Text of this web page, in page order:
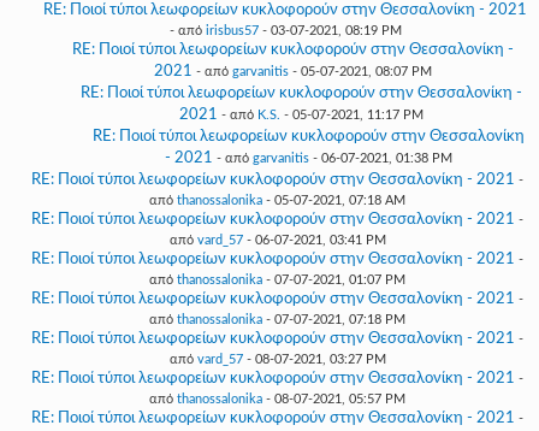
RE: Ποιοί τύποι λεωφορείων κυκλοφορούν στην Θεσσαλονίκη - 2021
- από irisbus57- 03-07-2021, 08:19 PM
RE: Ποιοί τύποι λεωφορείων κυκλοφορούν στην Θεσσαλονίκη -
2021 - από garvanitis - 05-07-2021, 08:07 PM
RE: Ποιοί τύποι λεωφορείων κυκλοφορούν στην Θεσσαλονίκη -
2021 - από K.S. - 05-07-2021, 11:17 PM
RE: Ποιοί τύποι λεωφορείων κυκλοφορούν στην Θεσσαλονίκη
- 2021 - από garvanitis - 06-07-2021, 01:38 PM
RE: Ποιοί τύποι λεωφορείων κυκλοφορούν στην Θεσσαλονίκη - 2021 -
από thanossalonika - 05-07-2021, 07:18 AM
RE: Ποιοί τύποι λεωφορείων κυκλοφορούν στην Θεσσαλονίκη - 2021 -
από vard_57- 06-07-2021, 03:41 PM
RE: Ποιοί τύποι λεωφορείων κυκλοφορούν στην Θεσσαλονίκη - 2021 -
από thanossalonika - 07-07-2021, 01:07 PM
RE: Ποιοί τύποι λεωφορείων κυκλοφορούν στην Θεσσαλονίκη - 2021 -
από thanossalonika - 07-07-2021, 07:18 PM
RE: Ποιοί τύποι λεωφορείων κυκλοφορούν στην Θεσσαλονίκη - 2021 -
από vard_57- 08-07-2021, 03:27 PM
RE: Ποιοί τύποι λεωφορείων κυκλοφορούν στην Θεσσαλονίκη - 2021 -
από thanossalonika - 08-07-2021, 05:57 PM
RE: Ποιοί τύποι λεωφορείων κυκλοφορούν στην Θεσσαλονίκη - 2021 -